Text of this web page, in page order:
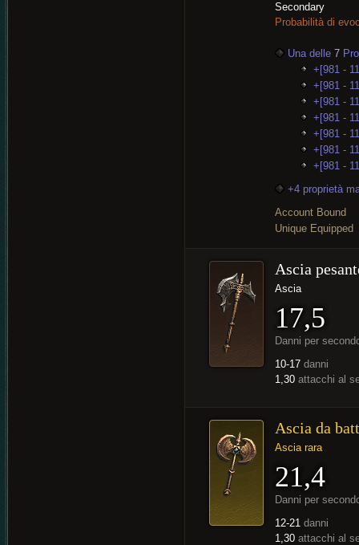
Secondary
Probabilità di
Una delle 7
+[981 -
+[981 -
+[981 -
+[981 -
+[981 -
+[981 -
+[981 -
+4 proprietà
Account Bound
Unique Equipped
Ascia
Ascia
17,5
Danni per
10-17 danni
1,30 attacchi al
Ascia da
Ascia rara
21,4
Danni per
12-21 danni
1,30 attacchi al